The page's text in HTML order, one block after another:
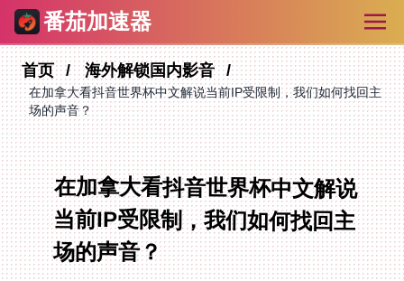
番茄加速器
首页 海外解锁国内影音
在加拿大看抖音世界杯中文解说当前IP受限制，我们如何找回主
场的声音？
在加拿大看抖音世界杯中文解说
当前IP受限制，我们如何找回主
场的声音？